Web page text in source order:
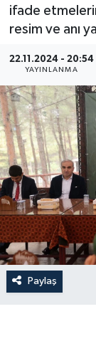
ifade
resim ve anı
22.11.2024 - 20:54
YAYINLANMA
Paylaş
EĞİTİM
İLÇE
KÜLTÜR-
KSÜ
DÜNYA
KADIN-
Haber